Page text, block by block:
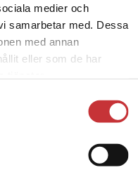
medier och
samarbetar med. Dessa
med annan
eller som de har
studentlitteratur.se
Vi erbjuder inte
att kunna slutföra
vara i Sverige.
Läs
är idag Sveriges
kurslitteratur,
Studentlitteratur med